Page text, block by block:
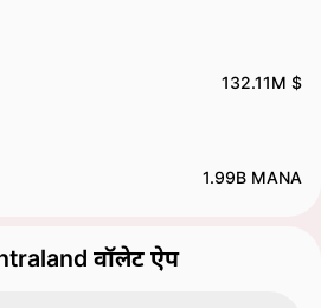
132.11M $
1.99B MANA
वॉलेट ऐप